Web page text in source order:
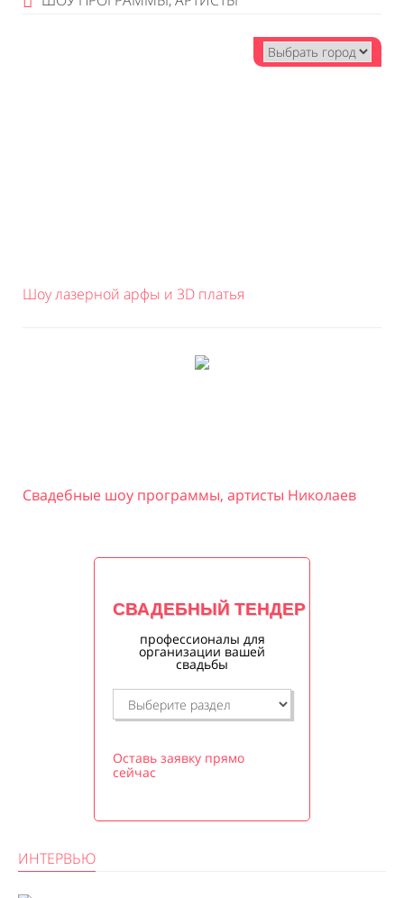
Шоу лазерной арфы и 3D платья
Свадебные шоу программы, артисты Николаев
СВАДЕБНЫЙ ТЕНДЕР
профессионалы для
организации вашей
свадьбы
Оставь заявку прямо
сейчас
ИНТЕРВЬЮ